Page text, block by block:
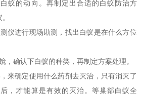
蚁的动向。再制定出合适的白蚁防治方
仪进行现场勘测，找出白蚁是在什么方位
，确认下白蚁的种类，再制定方案处理。
来确定使用什么药剂去灭治，只有消灭了
，才能算是有效的灭治。等巢部白蚁全